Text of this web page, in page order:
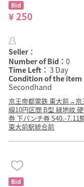
Bid
¥ 250
Seller：
Number of Bid： 0
Time Left： 3 Day
Condition of the item
Secondhand
京王帝都電鉄 東大前→京
線10円区間 B型 緑地紋
券 下パンチ券 S40.-7.11
東大前駅統合前
Bid